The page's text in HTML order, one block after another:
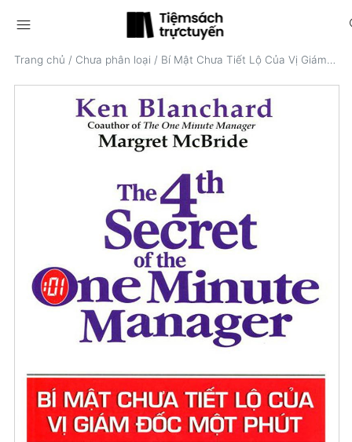
menu
Trang chủ / Chưa phân loại / Bí Mật Chưa Tiết Lộ Của Vị Giám Đốc Một Phút